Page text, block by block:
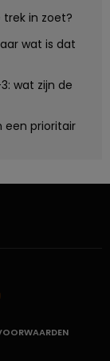
in zoet?
wat is dat
wat zijn de
een prioritair